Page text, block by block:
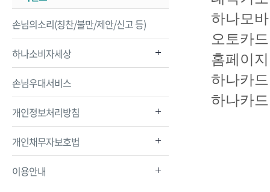
손님의소리(칭찬/불만/제안/신고 등)
하나소비자세상
손님우대서비스
개인정보처리방침
개인채무자보호법
이용안내
하나모
오토카
홈페이
하나카
하나카